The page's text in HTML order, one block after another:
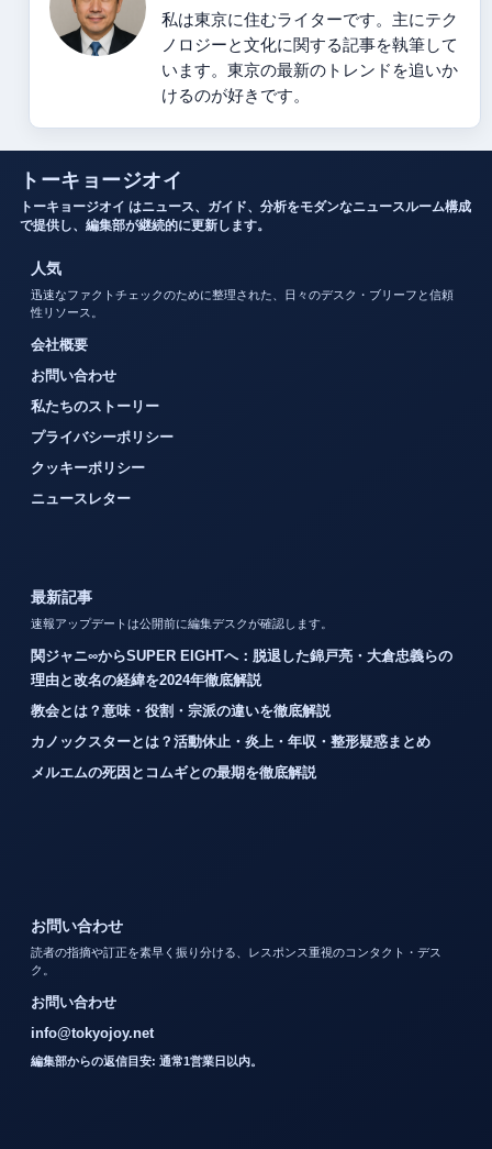
私は東京に住むライターです。主にテク
ノロジーと文化に関する記事を執筆して
います。東京の最新のトレンドを追いか
けるのが好きです。
トーキョージオイ
トーキョージオイ はニュース、ガイド、分析をモダンなニュースルーム構成
で提供し、編集部が継続的に更新します。
人気
迅速なファクトチェックのために整理された、日々のデスク・ブリーフと信頼
性リソース。
会社概要
お問い合わせ
私たちのストーリー
プライバシーポリシー
クッキーポリシー
ニュースレター
最新記事
速報アップデートは公開前に編集デスクが確認します。
関ジャニ∞からSUPER EIGHTへ：脱退した錦戸亮・大倉忠義らの
理由と改名の経緯を2024年徹底解説
教会とは？意味・役割・宗派の違いを徹底解説
カノックスターとは？活動休止・炎上・年収・整形疑惑まとめ
メルエムの死因とコムギとの最期を徹底解説
お問い合わせ
読者の指摘や訂正を素早く振り分ける、レスポンス重視のコンタクト・デス
ク。
お問い合わせ
info@tokyojoy.net
編集部からの返信目安: 通常1営業日以内。